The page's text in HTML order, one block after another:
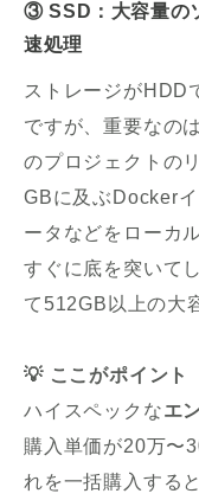
③ SSD：大容量の
速処理
ストレージがHDD
ですが、重要なの
のプロジェクトの
GBに及ぶDocker
ータなどをローカ
すぐに底を突いて
て512GB以上の大
💡 ここがポイント
ハイスペックなエ
購入単価が20万〜
れを一括購入する